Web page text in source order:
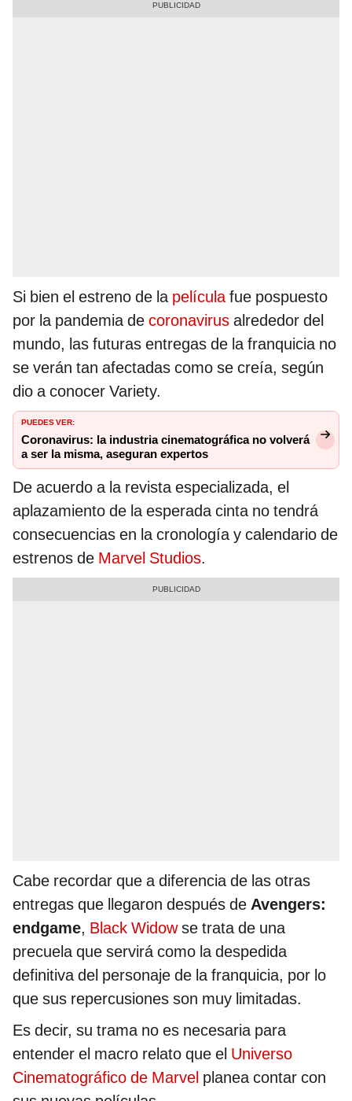
Si bien el estreno de la películafue pospuesto
por la pandemia de coronavirus alrededor del
mundo, las futuras entregas de la franquicia no
se verán tan afectadas como se creía, según
dio a conocer Variety.
PUEDES VER:
Coronavirus: la industria cinematográfica no volverá
a ser la misma, aseguran expertos
De acuerdo a la revista especializada, el
aplazamiento de la esperada cinta no tendrá
consecuencias en la cronología y calendario de
estrenos de Marvel Studios.
Cabe recordar que a diferencia de las otras
entregas que llegaron después de Avengers:
endgame, Black Widowse trata de una
precuela que servirá como la despedida
definitiva del personaje de la franquicia, por lo
que sus repercusiones son muy limitadas.
Es decir, su trama no es necesaria para
entender el macro relato que el Universo
Cinematográfico de Marvel planea contar con